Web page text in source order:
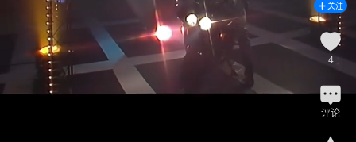
关注
4
评论